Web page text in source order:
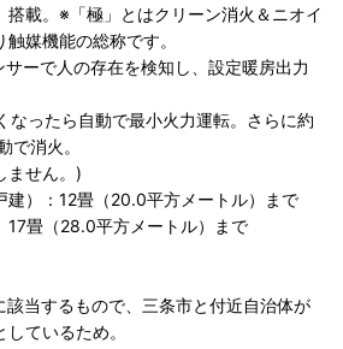
搭載。※「極」とはクリーン消火＆ニオイ
媒機能の総称です。
ーで人の存在を検知し、設定暖房出力
ったら自動で最小火力運転。さらに約
で消火。
ません。)
建）：12畳（20.0平方メートル）まで
畳（28.0平方メートル）まで
当するもので、三条市と付近自治体が
ているため。